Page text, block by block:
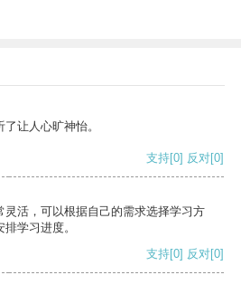
让人心旷神怡。
支持[0] 反对[0]
活，可以根据自己的需求选择学习方
学习进度。
支持[0] 反对[0]